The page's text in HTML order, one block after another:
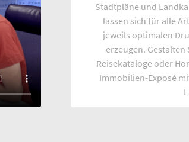
Stadtpläne und
lassen sich für alle
jeweils optimalen
erzeugen.
Reisekataloge oder
Immobilien-Exposé